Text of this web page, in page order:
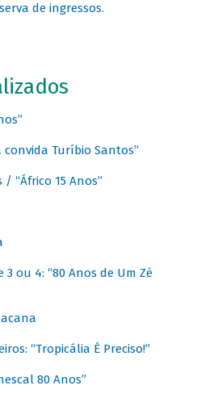
de ingressos.
convida Turíbio Santos”
/ “Áfrico 15 Anos”
3 ou 4: “80 Anos de Um Zé
“Tropicália É Preciso!”
80 Anos”